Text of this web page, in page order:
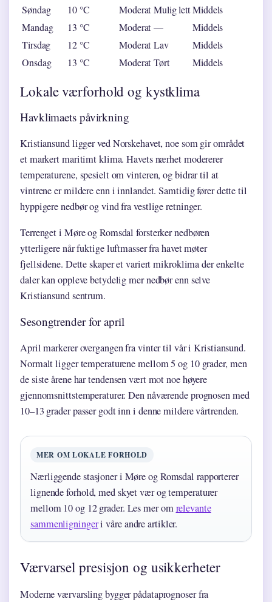
Søndag 10 °C Moderat Mulig lettMiddels
Mandag
13 °C Moderat —
Middels
Tirsdag
12 °C Moderat Lav
Middels
Onsdag
13 °C Moderat Tørt Middels
Lokale værforhold og kystklima
Havklimaets påvirkning
Kristiansund ligger ved Norskehavet, noe som gir området
et markert maritimt klima. Havets nærhet modererer
temperaturene, spesielt om vinteren, og bidrar til at
vintrene er mildere enn i innlandet. Samtidig fører dette til
hyppigere nedbør og vind fra vestlige retninger.
Terrenget i Møre og Romsdal forsterker nedbøren
ytterligere når fuktige luftmasser fra havet møter
fjellsidene. Dette skaper et variert mikroklima der enkelte
daler kan oppleve betydelig mer nedbør enn selve
Kristiansund sentrum.
Sesongtrender for april
April markerer overgangen fra vinter til vår i Kristiansund.
Normalt ligger temperaturene mellom 5 og 10 grader, men
de siste årene har tendensen vært mot noe høyere
gjennomsnittstemperaturer. Den nåværende prognosen med
10–13 grader passer godt inn i denne mildere vårtrenden.
MER OM LOKALE FORHOLD
Nærliggende stasjoner i Møre og Romsdal rapporterer
lignende forhold, med skyet vær og temperaturer
mellom 10 og 12 grader. Les mer omrelevante
sammenligningeri våre andre artikler.
Værvarsel presisjon og usikkerheter
Moderne værvarsling bygger pådataprognoser fra